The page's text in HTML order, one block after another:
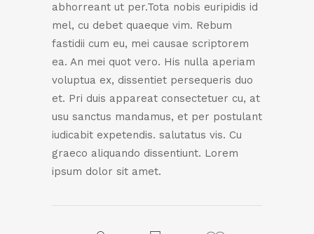
abhorreant ut per.Tota nobis euripidis id
mel, cu debet quaeque vim. Rebum
fastidii cum eu, mei causae scriptorem
ea. An mei quot vero. His nulla aperiam
voluptua ex, dissentiet persequeris duo
et. Pri duis appareat consectetuer cu, at
usu sanctus mandamus, et per postulant
iudicabit expetendis. salutatus vis. Cu
graeco aliquando dissentiunt. Lorem
ipsum dolor sit amet.